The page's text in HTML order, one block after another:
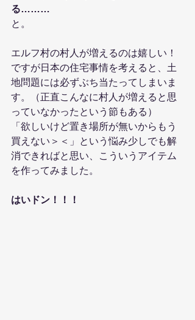
る………
と。
エルフ村の村人が増えるのは嬉しい！
ですが日本の住宅事情を考えると、土
地問題には必ずぶち当たってしまいま
す。（正直こんなに村人が増えると思
っていなかったという節もある）
「欲しいけど置き場所が無いからもう
買えない＞＜」という悩み少しでも解
消できればと思い、こういうアイテム
を作ってみました。
はいドン！！！